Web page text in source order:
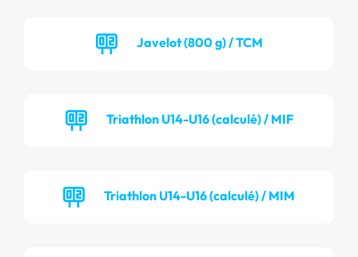
Javelot (800 g) / TCM
Triathlon U14-U16 (calculé) / MIF
Triathlon U14-U16 (calculé) / MIM